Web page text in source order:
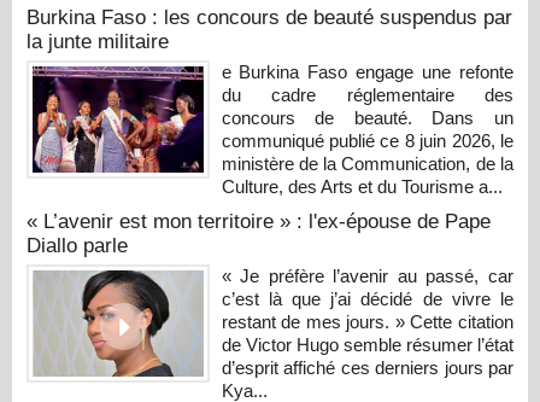
Burkina Faso : les concours de beauté suspendus par
la junte militaire
e Burkina Faso engage une refonte
du cadre réglementaire des
concours de beauté. Dans un
communiqué publié ce 8 juin 2026, le
ministère de la Communication, de la
Culture, des Arts et du Tourisme a...
« L’avenir est mon territoire » : l'ex-épouse de Pape
Diallo parle
« Je préfère l’avenir au passé, car
c’est là que j’ai décidé de vivre le
restant de mes jours. » Cette citation
de Victor Hugo semble résumer l’état
d’esprit affiché ces derniers jours par
Kya...